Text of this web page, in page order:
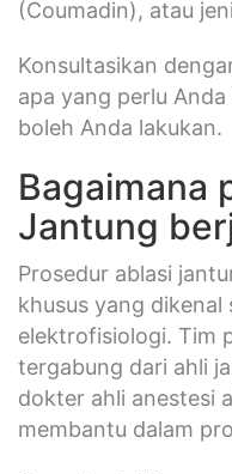
(Coumadin), atau
Konsultasikan
apa yang perlu
boleh Anda lakukan.
Bagaimana
Jantung
Prosedur ablasi
khusus yang
elektrofisiologi. Tim
tergabung dari ahli
dokter ahli anestesi
membantu dalam